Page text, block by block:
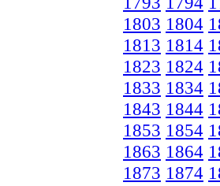
1803 1804
1813 1814
1823 1824
1833 1834
1843 1844
1853 1854
1863 1864
1873 1874